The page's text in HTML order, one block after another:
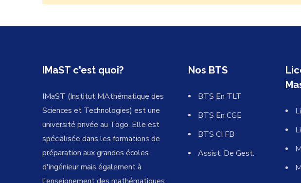
IMaST c'est quoi?
IMaST (Institut MAthématique des
Sciences et Technologies) est une
université privée au Togo. Elle est
spécialisée dans les formations de
préparation aux grandes écoles
d'ingénieur mais également à
Nos BTS
BTS En TLT
BTS En CGE
BTS CI FB
Assist. De Gest.